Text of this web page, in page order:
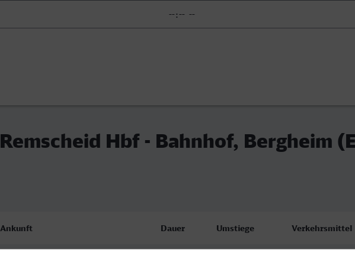
Remscheid Hbf - Bahnhof, Bergheim
Ankunft Dauer Umstiege Verkehrsmittel